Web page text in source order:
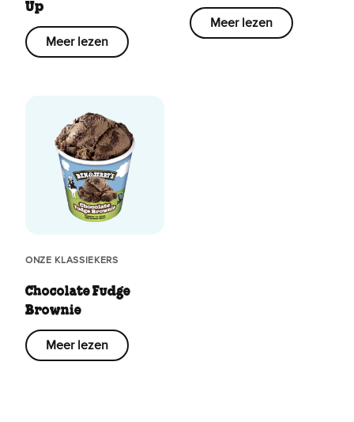
Up
Meer lezen
Meer lezen
ONZE KLASSIEKERS
Chocolate Fudge
Brownie
Meer lezen